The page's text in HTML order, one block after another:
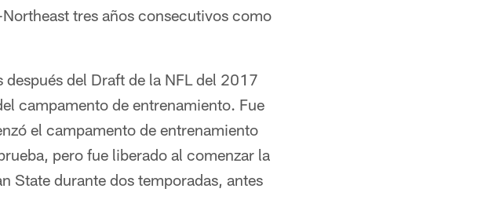
tres años consecutivos como
del Draft de la NFL del 2017
campamento de entrenamiento. Fue
el campamento de entrenamiento
pero fue liberado al comenzar la
State durante dos temporadas, antes